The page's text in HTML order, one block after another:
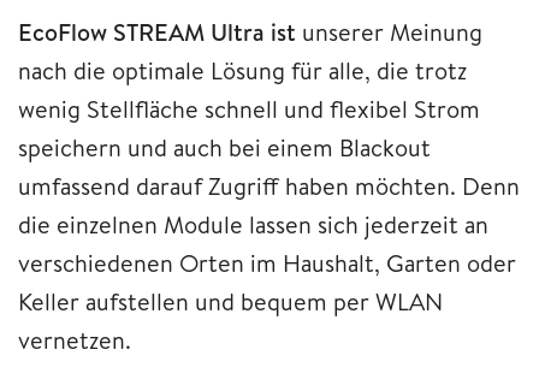
EcoFlow STREAM Ultra ist unserer Meinung
nach die optimale Lösung für alle, die trotz
wenig Stellfläche schnell und flexibel Strom
speichern und auch bei einem Blackout
umfassend darauf Zugriff haben möchten. Denn
die einzelnen Module lassen sich jederzeit an
verschiedenen Orten im Haushalt, Garten oder
Keller aufstellen und bequem per WLAN
vernetzen.